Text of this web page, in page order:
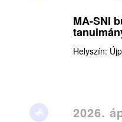
MA-SNI
Helyszín:
2026.